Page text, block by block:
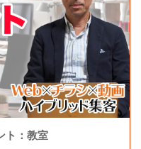
ト：教室